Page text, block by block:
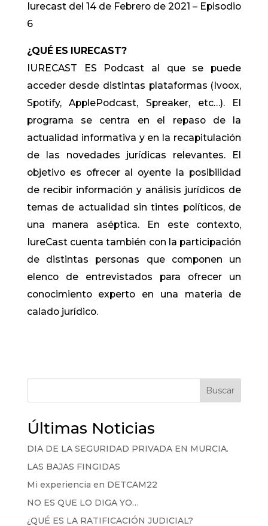
Iurecast del 14 de Febrero de 2021 – Episodio
6
¿QUÉ ES IURECAST?
IURECAST ES Podcast al que se puede
acceder desde distintas plataformas (Ivoox,
Spotify, ApplePodcast, Spreaker, etc…). El
programa se centra en el repaso de la
actualidad informativa y en la recapitulación
de las novedades jurídicas relevantes. El
objetivo es ofrecer al oyente la posibilidad
de recibir información y análisis jurídicos de
temas de actualidad sin tintes políticos, de
una manera aséptica. En este contexto,
IureCast cuenta también con la participación
de distintas personas que componen un
elenco de entrevistados para ofrecer un
conocimiento experto en una materia de
calado jurídico.
Buscar
Últimas Noticias
DIA DE LA SEGURIDAD PRIVADA EN MURCIA.
LAS BAJAS FINGIDAS
Mi experiencia en DETCAM22
NO ES QUE LO DIGA YO…
¿QUÉ ES LA RATIFICACIÓN JUDICIAL?